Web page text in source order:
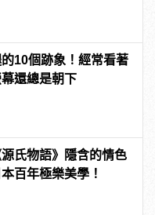
10個跡象！經常看著
還總是朝下
氏物語》隱含的情色
百年極樂美學！